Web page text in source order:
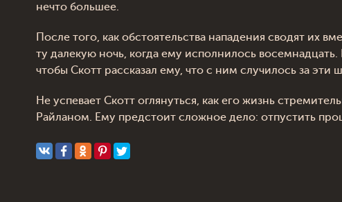
нечто большее.
После того, как обстоятельства нападения сводят их
ту далекую ночь, когда ему исполнилось
чтобы Скотт рассказал ему, что с ним случилось за
Не успевает Скотт оглянуться, как его жизнь
Райланом. Ему предстоит сложное дело: отпустить